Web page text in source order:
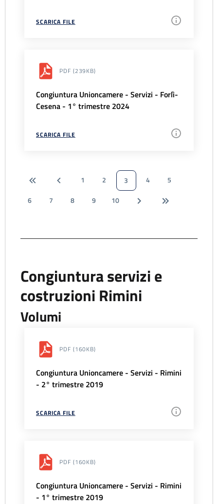
SCARICA FILE
PDF (239KB)
Congiuntura Unioncamere - Servizi - Forlì-
Cesena - 1° trimestre 2024
SCARICA FILE
1 2 3 4
5
6
7 8 9 10
Congiuntura servizi e
costruzioni Rimini
Volumi
PDF (160KB)
Congiuntura Unioncamere - Servizi - Rimini
- 2° trimestre 2019
SCARICA FILE
PDF (160KB)
Congiuntura Unioncamere - Servizi - Rimini
- 1° trimestre 2019